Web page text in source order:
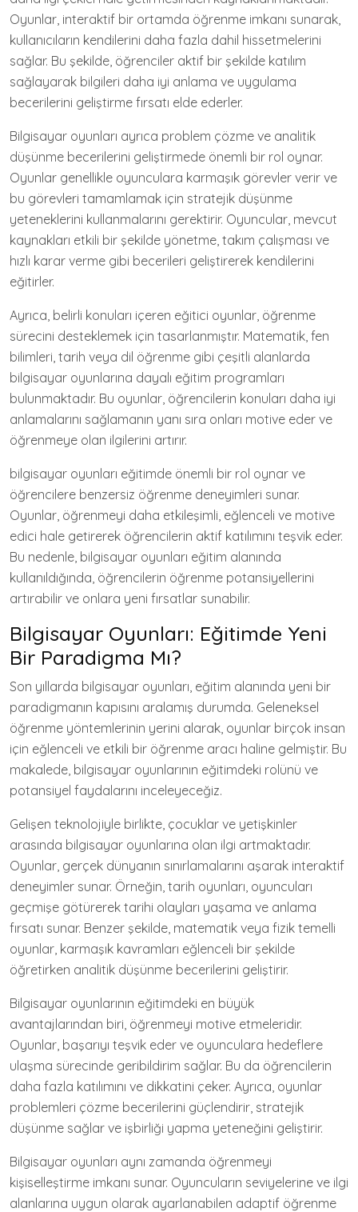
Oyunlar, interaktif bir ortamda öğrenme imkanı sunarak,
kullanıcıların kendilerini daha fazla dahil hissetmelerini
sağlar. Bu şekilde, öğrenciler aktif bir şekilde katılım
sağlayarak bilgileri daha iyi anlama ve uygulama
becerilerini geliştirme fırsatı elde ederler.
Bilgisayar oyunları ayrıca problem çözme ve analitik
düşünme becerilerini geliştirmede önemli bir rol oynar.
Oyunlar genellikle oyunculara karmaşık görevler verir ve
bu görevleri tamamlamak için stratejik düşünme
yeteneklerini kullanmalarını gerektirir. Oyuncular, mevcut
kaynakları etkili bir şekilde yönetme, takım çalışması ve
hızlı karar verme gibi becerileri geliştirerek kendilerini
eğitirler.
Ayrıca, belirli konuları içeren eğitici oyunlar, öğrenme
sürecini desteklemek için tasarlanmıştır. Matematik, fen
bilimleri, tarih veya dil öğrenme gibi çeşitli alanlarda
bilgisayar oyunlarına dayalı eğitim programları
bulunmaktadır. Bu oyunlar, öğrencilerin konuları daha iyi
anlamalarını sağlamanın yanı sıra onları motive eder ve
öğrenmeye olan ilgilerini artırır.
bilgisayar oyunları eğitimde önemli bir rol oynar ve
öğrencilere benzersiz öğrenme deneyimleri sunar.
Oyunlar, öğrenmeyi daha etkileşimli, eğlenceli ve motive
edici hale getirerek öğrencilerin aktif katılımını teşvik eder.
Bu nedenle, bilgisayar oyunları eğitim alanında
kullanıldığında, öğrencilerin öğrenme potansiyellerini
artırabilir ve onlara yeni fırsatlar sunabilir.
Bilgisayar Oyunları: Eğitimde Yeni
Bir Paradigma Mı?
Son yıllarda bilgisayar oyunları, eğitim alanında yeni bir
paradigmanın kapısını aralamış durumda. Geleneksel
öğrenme yöntemlerinin yerini alarak, oyunlar birçok insan
için eğlenceli ve etkili bir öğrenme aracı haline gelmiştir. Bu
makalede, bilgisayar oyunlarının eğitimdeki rolünü ve
potansiyel faydalarını inceleyeceğiz.
Gelişen teknolojiyle birlikte, çocuklar ve yetişkinler
arasında bilgisayar oyunlarına olan ilgi artmaktadır.
Oyunlar, gerçek dünyanın sınırlamalarını aşarak interaktif
deneyimler sunar. Örneğin, tarih oyunları, oyuncuları
geçmişe götürerek tarihi olayları yaşama ve anlama
fırsatı sunar. Benzer şekilde, matematik veya fizik temelli
oyunlar, karmaşık kavramları eğlenceli bir şekilde
öğretirken analitik düşünme becerilerini geliştirir.
Bilgisayar oyunlarının eğitimdeki en büyük
avantajlarından biri, öğrenmeyi motive etmeleridir.
Oyunlar, başarıyı teşvik eder ve oyunculara hedeflere
ulaşma sürecinde geribildirim sağlar. Bu da öğrencilerin
daha fazla katılımını ve dikkatini çeker. Ayrıca, oyunlar
problemleri çözme becerilerini güçlendirir, stratejik
düşünme sağlar ve işbirliği yapma yeteneğini geliştirir.
Bilgisayar oyunları aynı zamanda öğrenmeyi
kişiselleştirme imkanı sunar. Oyuncuların seviyelerine ve ilgi
alanlarına uygun olarak ayarlanabilen adaptif öğrenme